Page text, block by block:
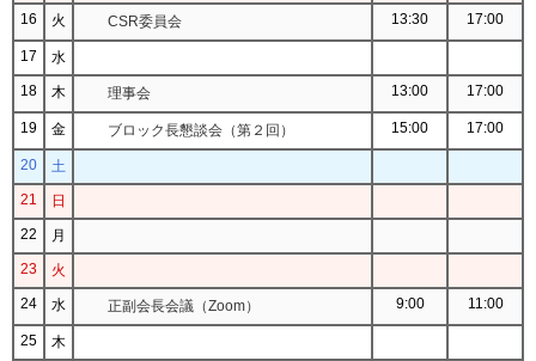
16
火 CSR委員会 13:30 17:00
17
水
18
木 理事会 13:00 17:00
19 金 ブロック長懇談会（第２回） 15:00 17:00
20
土
21
日
22
月
23
火
24
水 正副会長会議（Zoom） 9:00 11:00
25
木